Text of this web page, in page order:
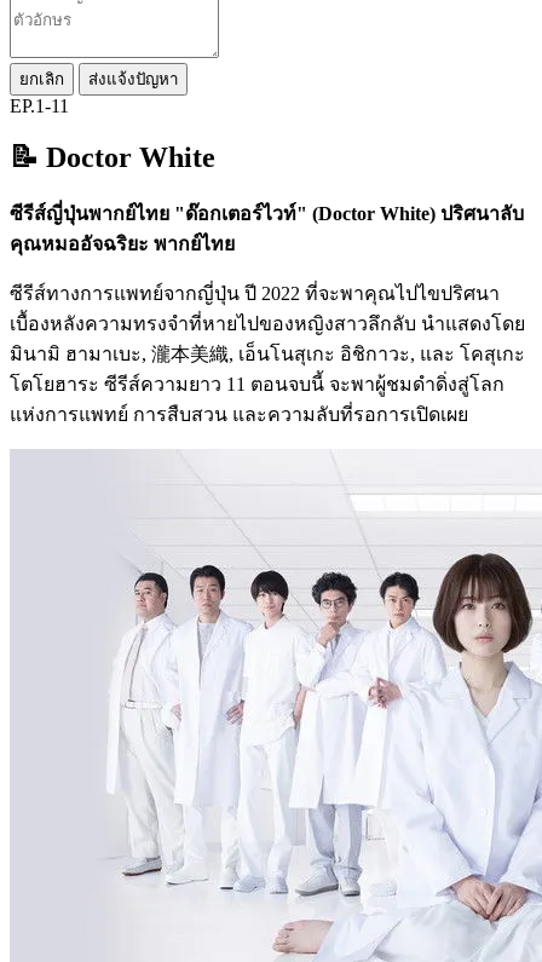
ยกเลิก ส่งแจ้งปัญหา
EP.1-11
📝 Doctor White
ซีรีส์ญี่ปุ่นพากย์ไทย "ด๊อกเตอร์ไวท์" (Doctor White) ปริศนาลับ
คุณหมออัจฉริยะ พากย์ไทย
ซีรีส์ทางการแพทย์จากญี่ปุ่น ปี 2022 ที่จะพาคุณไปไขปริศนา
เบื้องหลังความทรงจำที่หายไปของหญิงสาวลึกลับ นำแสดงโดย
มินามิ ฮามาเบะ, 瀧本美織, เอ็นโนสุเกะ อิชิกาวะ, และ โคสุเกะ
โตโยฮาระ ซีรีส์ความยาว 11 ตอนจบนี้ จะพาผู้ชมดำดิ่งสู่โลก
แห่งการแพทย์ การสืบสวน และความลับที่รอการเปิดเผย